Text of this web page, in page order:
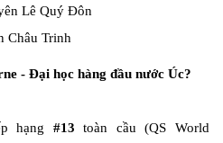
Lê Quý Đôn
Châu Trinh
- Đại học hàng đầu nước Úc?
hạng #13 toàn cầu (QS World